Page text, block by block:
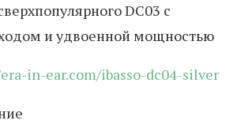
DC03 с
и удвоенной мощностью
in-ear.com/ibasso-dc04-silver